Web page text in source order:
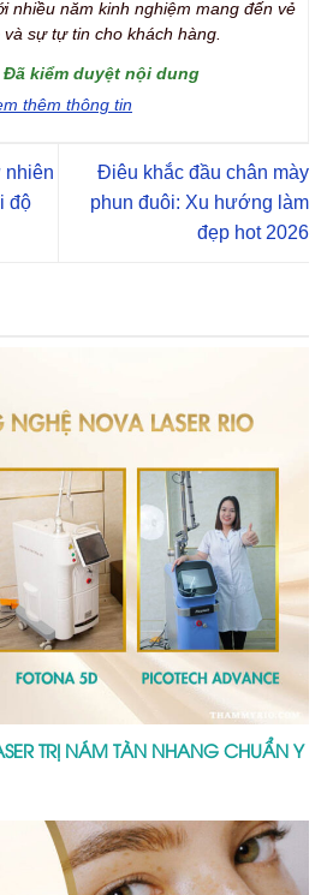
nhiều năm kinh nghiệm mang đến vẻ
sự tự tin cho khách hàng.
Đã kiểm duyệt nội dung
thêm thông tin
nhiên
độ
Điêu khắc đầu chân mày
phun đuôi: Xu hướng làm
đẹp hot 2026
TRỊ NÁM TÀN NHANG CHUẨN Y